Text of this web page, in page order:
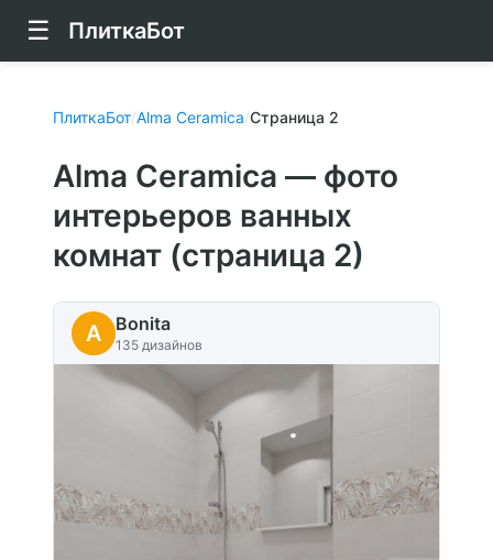
☰ ПлиткаБот
ПлиткаБот/Alma Ceramica/Страница 2
Alma Ceramica — фото
интерьеров ванных
комнат (страница 2)
A Bonita
135 дизайнов